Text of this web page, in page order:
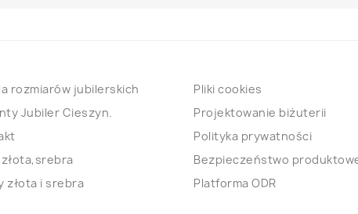
rozmiarów jubilerskich
Jubiler Cieszyn.
złota i srebra
Pliki cookies
Projektowanie biżuterii
Polityka prywatności
Bezpieczeństwo
Platforma ODR